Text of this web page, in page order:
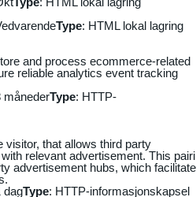
Type: HTML lokal lagring
and process ecommerce-related
reliable analytics event tracking
månederType: HTTP-
visitor, that allows third party
relevant advertisement. This
advertisement hubs, which
dagType: HTTP-informasjonskapsel